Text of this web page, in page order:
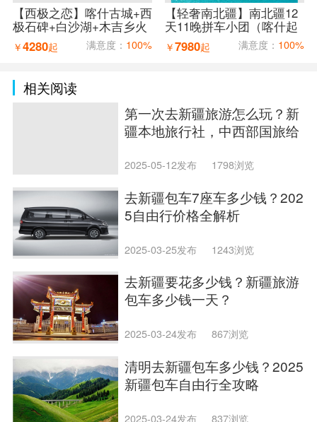
【西极之恋】喀什古城+西
极石碑+白沙湖+木吉乡火
山口+红旗拉普口岸+盘龙
古道7天6晚拼车小团（喀
￥4280起 满意度： 100%
【轻奢南北疆】南北疆12
天11晚拼车小团（喀什起
乌鲁木齐止）
￥7980起 满意度： 100%
相关阅读
第一次去新疆旅游怎么玩？新
疆本地旅行社，中西部国旅给
2025-05-12发布 1798浏览
去新疆包车7座车多少钱？202
5自由行价格全解析
2025-03-25发布 1243浏览
去新疆要花多少钱？新疆旅游
包车多少钱一天？
2025-03-24发布 867浏览
清明去新疆包车多少钱？2025
新疆包车自由行全攻略
2025-03-24发布 837浏览